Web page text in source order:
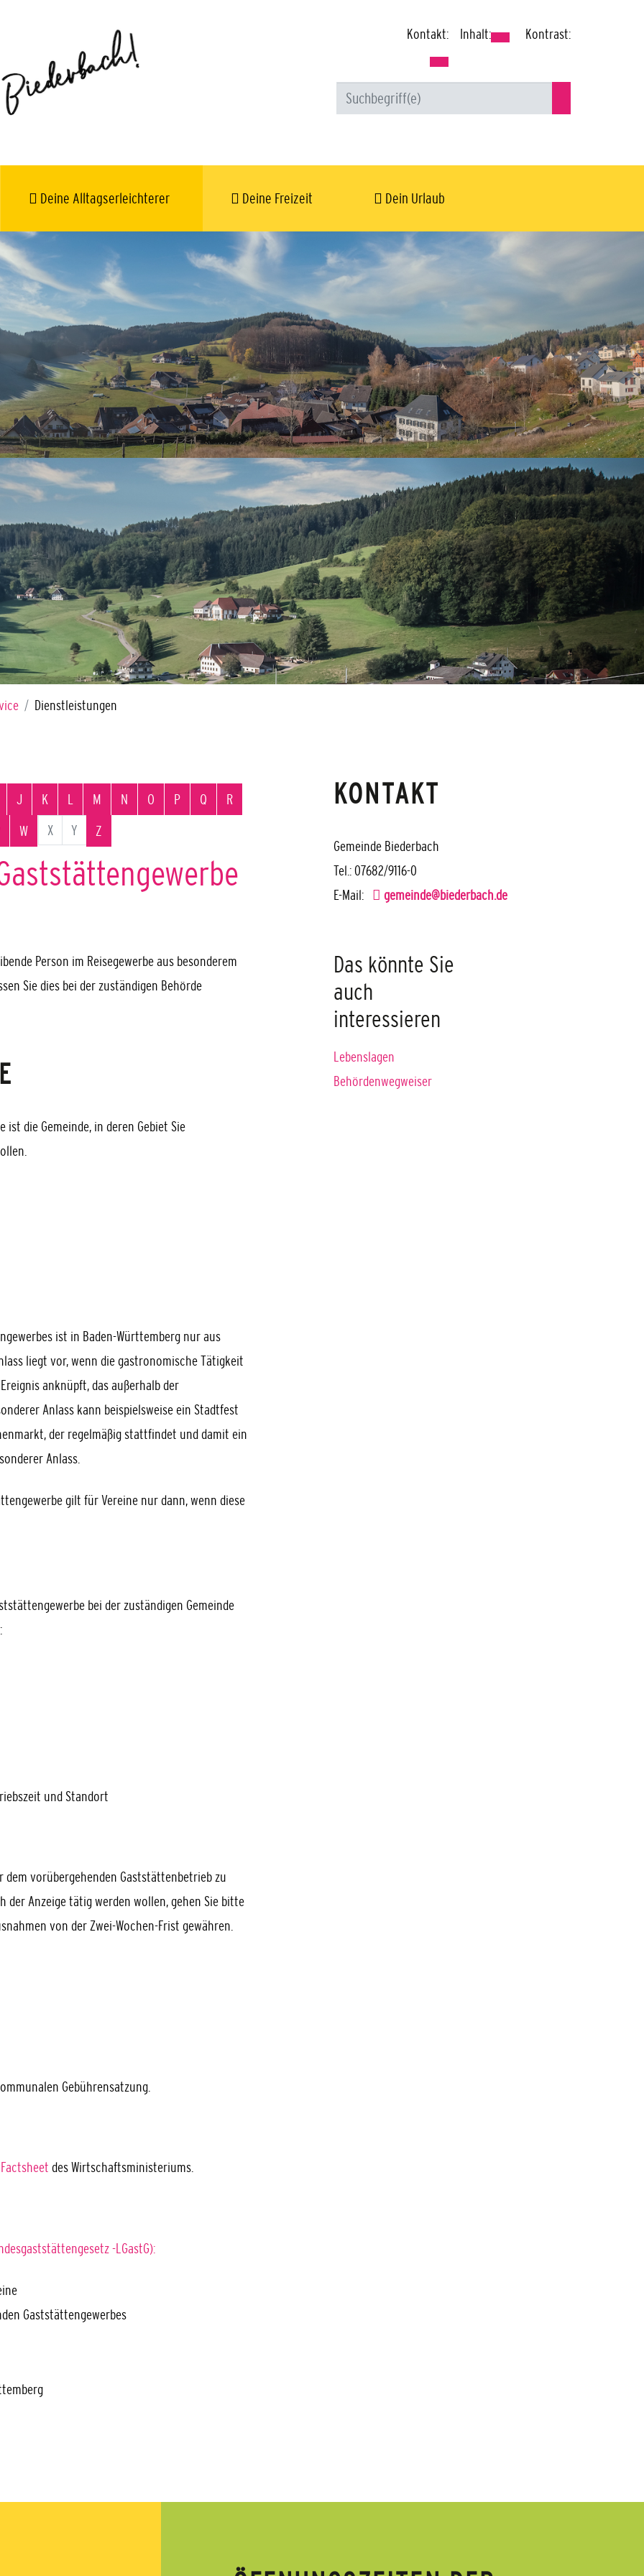
Kontakt: Inhalt: Kontrast:
Deine Alltagserleichterer Deine Freizeit Dein Urlaub
Dienstleistungen
J K L M N O P Q
R
W X Y Z
Person im Reisegewerbe aus besonderem
Sie dies bei der zuständigen Behörde
ist die Gemeinde, in deren Gebiet Sie
ist in Baden-Württemberg nur aus
liegt vor, wenn die gastronomische Tätigkeit
anknüpft, das außerhalb der
Anlass kann beispielsweise ein Stadtfest
der regelmäßig stattfindet und damit ein
Anlass.
gilt für Vereine nur dann, wenn diese
bei der zuständigen Gemeinde
und Standort
dem vorübergehenden Gaststättenbetrieb zu
der Anzeige tätig werden wollen, gehen Sie bitte
von der Zwei-Wochen-Frist gewähren.
Gebührensatzung.
Factsheet des Wirtschaftsministeriums.
-LGastG):
Gaststättengewerbes
KONTAKT
Gemeinde Biederbach
Tel.: 07682/9116-0
E-Mail:
gemeinde@biederbach.de
Das könnte Sie
auch
interessieren
Lebenslagen
Behördenwegweiser